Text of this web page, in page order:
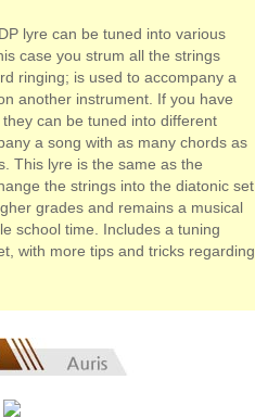
lyre can be tuned into various
case you strum all the strings
ringing; is used to accompany a
another instrument. If you have
can be tuned into different
a song with as many chords as
This lyre is the same as the
the strings into the diatonic set
grades and remains a musical
school time. Includes a tuning
with more tips and tricks regarding